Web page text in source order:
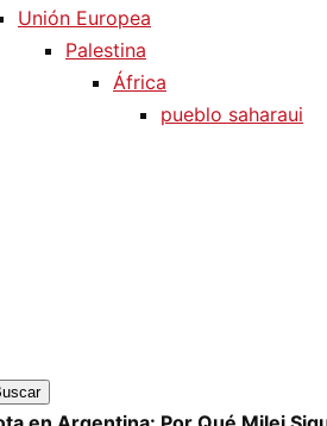
Unión Europea
Palestina
África
pueblo saharaui